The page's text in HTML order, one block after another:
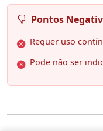
Pontos
Requer uso
Pode não ser